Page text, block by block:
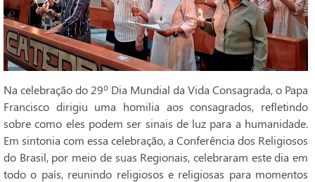
Na celebração do 29º Dia Mundial da Vida Consagrada, o Papa
Francisco dirigiu uma homilia aos consagrados, refletindo
sobre como eles podem ser sinais de luz para a humanidade.
Em sintonia com essa celebração, a Conferência dos Religiosos
do Brasil, por meio de suas Regionais, celebraram este dia em
todo o país, reunindo religiosos e religiosas para momentos